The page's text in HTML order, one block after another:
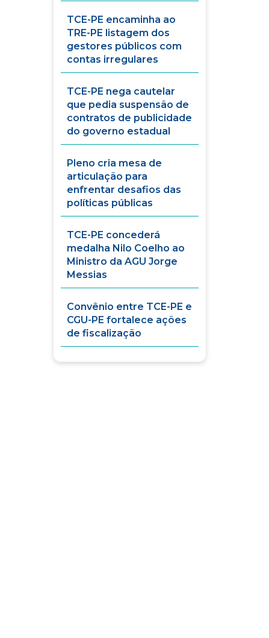
TCE-PE encaminha ao
TRE-PE listagem dos
gestores públicos com
contas irregulares
TCE-PE nega cautelar
que pedia suspensão de
contratos de publicidade
do governo estadual
Pleno cria mesa de
articulação para
enfrentar desafios das
políticas públicas
TCE-PE concederá
medalha Nilo Coelho ao
Ministro da AGU Jorge
Messias
Convênio entre TCE-PE e
CGU-PE fortalece ações
de fiscalização